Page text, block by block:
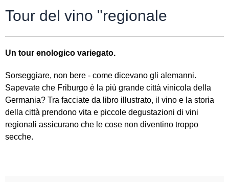
Tour del vino "regionale
Un tour enologico variegato.
Sorseggiare, non bere - come dicevano gli alemanni.
Sapevate che Friburgo è la più grande città vinicola della
Germania? Tra facciate da libro illustrato, il vino e la storia
della città prendono vita e piccole degustazioni di vini
regionali assicurano che le cose non diventino troppo
secche.